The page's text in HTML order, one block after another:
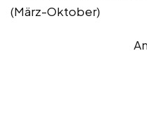
(März-Oktober)